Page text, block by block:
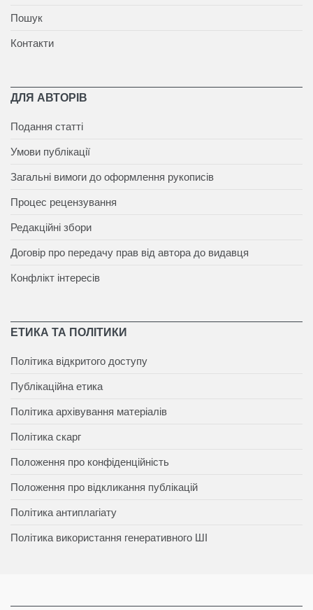
Пошук
Контакти
ДЛЯ АВТОРІВ
Подання статті
Умови публікації
Загальні вимоги до оформлення рукописів
Процес рецензування
Редакційні збори
Договір про передачу прав від автора до видавця
Конфлікт інтересів
ЕТИКА ТА ПОЛІТИКИ
Політика відкритого доступу
Публікаційна етика
Політика архівування матеріалів
Політика скарг
Положення про конфіденційність
Положення про відкликання публікацій
Політика антиплагіату
Політика використання генеративного ШІ